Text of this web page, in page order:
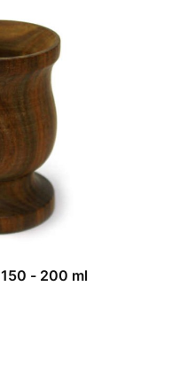
Matero Palo Santo Chaco 2 150 - 200 ml